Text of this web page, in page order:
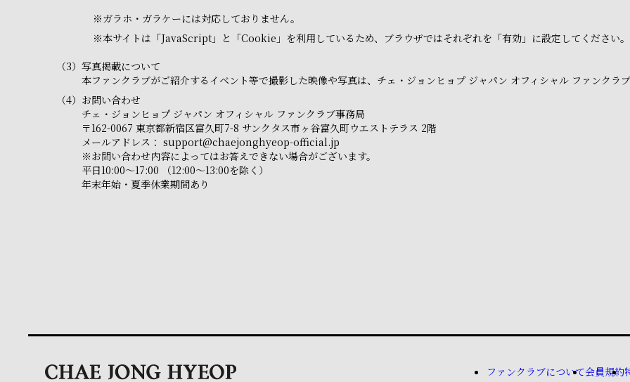
※ガラホ・ガラケーには対応しておりません。
※本サイトは「JavaScript」と「Cookie」を利用しているため、ブラウザではそれぞれを「有効」に設定してください。
（3） 写真掲載について
本ファンクラブがご紹介するイベント等で撮影した映像や写真は、チェ・ジョンヒョプ ジャパン オフィシャル ファンクラ
（4） お問い合わせ
チェ・ジョンヒョプ ジャパン オフィシャル ファンクラブ事務局
〒162-0067 東京都新宿区富久町7-8 サンクタス市ヶ谷富久町ウエストテラス 2階
メールアドレス： support@chaejonghyeop-official.jp
※お問い合わせ内容によってはお答えできない場合がございます。
平日10:00～17:00 （12:00～13:00を除く）
年末年始・夏季休業期間あり
ファンクラブについて会員規約